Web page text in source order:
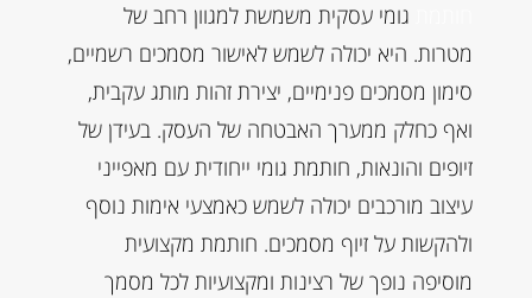
גומי עסקית משמשת למגוון רחב של
מטרות. היא יכולה לשמש לאישור מסמכים רשמיים,
סימון מסמכים פנימיים, יצירת זהות מותג עקבית,
ואף כחלק ממערך האבטחה של העסק. בעידן של
זיופים והונאות, חותמת גומי ייחודית עם מאפייני
עיצוב מורכבים יכולה לשמש כאמצעי אימות נוסף
ולהקשות על זיוף מסמכים. חותמת מקצועית
מוסיפה נופך של רצינות ומקצועיות לכל מסמך